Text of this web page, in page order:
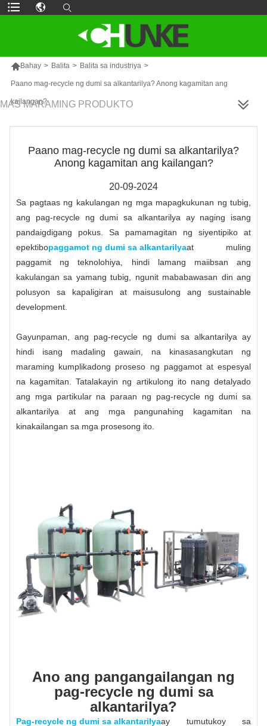
Bahay > Balita > Balita sa industriya >
Paano mag-recycle ng dumi sa alkantarilya? Anong kagamitan ang
kailangan?
MAS MARAMING PRODUKTO
Paano mag-recycle ng dumi sa alkantarilya?
Anong kagamitan ang kailangan?
20-09-2024
Sa pagtaas ng kakulangan ng mga mapagkukunan ng tubig,
ang pag-recycle ng dumi sa alkantarilya ay naging isang
pandaigdigang pokus. Sa pamamagitan ng siyentipiko at
epektibopaggamot ng dumi sa alkantarilyaat muling
paggamit ng teknolohiya, hindi lamang maiibsan ang
kakulangan sa yamang tubig, ngunit mababawasan din ang
polusyon sa kapaligiran at maisusulong ang sustainable
development.
Gayunpaman, ang pag-recycle ng dumi sa alkantarilya ay
hindi isang madaling gawain, na kinasasangkutan ng
maraming kumplikadong proseso ng paggamot at espesyal
na kagamitan. Tatalakayin ng artikulong ito nang detalyado
ang mga partikular na paraan ng pag-recycle ng dumi sa
alkantarilya at ang mga pangunahing kagamitan na
kinakailangan sa mga prosesong ito.
Ano ang pangangailangan ng
pag-recycle ng dumi sa
alkantarilya?
Pag-recycle ng dumi sa alkantarilyaay tumutukoy sa